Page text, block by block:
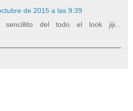
de 2015 a las 9:39
sencillito del todo el look jiji...